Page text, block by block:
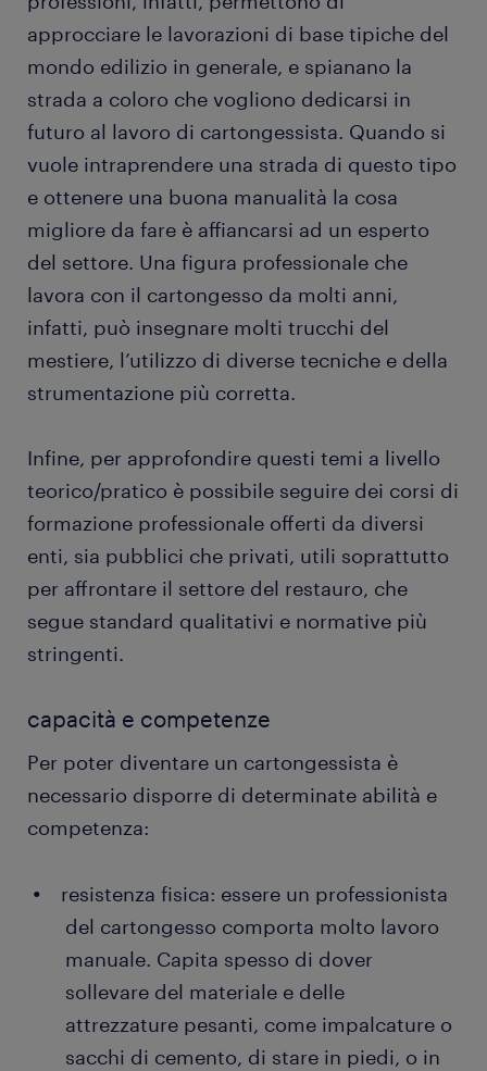
la formatura.
applicare rivestimenti protettivi: anche la fase di
finitura è importante per un risultato duraturo.
Il cartongessista applica cere o sigillanti
rendendo la superficie liscia e omogenea,
piacevole al tocco.
occuparsi di riparazioni ordinarie o
straordinarie: oltre a realizzare strutture ex
novo, il cartongessista si occupa anche di
riparazioni e progetti di ristrutturazione, sia
questi casi deve prima rimuovere il vecchio
cartongesso e applicare un nuovo strato.
approcciare le lavorazioni di base tipiche del
mondo edilizio in generale, e spianano la
strada a coloro che vogliono dedicarsi in
futuro al lavoro di cartongessista. Quando si
vuole intraprendere una strada di questo tipo
e ottenere una buona manualità la cosa
migliore da fare è affiancarsi ad un esperto
del settore. Una figura professionale che
lavora con il cartongesso da molti anni,
infatti, può insegnare molti trucchi del
mestiere, l’utilizzo di diverse tecniche e della
strumentazione più corretta.
Infine, per approfondire questi temi a livello
teorico/pratico è possibile seguire dei corsi di
formazione professionale offerti da diversi
enti, sia pubblici che privati, utili soprattutto
per affrontare il settore del restauro, che
segue standard qualitativi e normative più
stringenti.
capacità e competenze
Per poter diventare un cartongessista è
necessario disporre di determinate abilità e
competenza:
resistenza fisica: essere un professionista
del cartongesso comporta molto lavoro
manuale. Capita spesso di dover
sollevare del materiale e delle
attrezzature pesanti, come impalcature o
sacchi di cemento, di stare in piedi, o in